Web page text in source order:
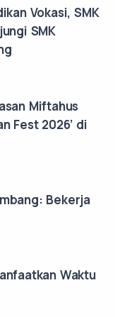
Vokasi, SMK
SMK
Miftahus
Fest 2026’ di
Bekerja
Waktu